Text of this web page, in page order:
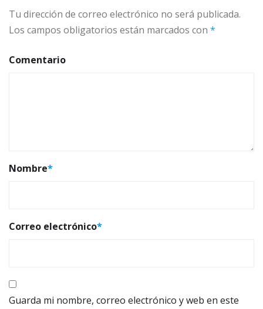
Tu dirección de correo electrónico no será publicada.
Los campos obligatorios están marcados con *
Comentario
Nombre*
Correo electrónico*
Guarda mi nombre, correo electrónico y web en este